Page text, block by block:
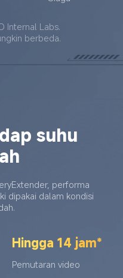
Internal Labs.
berbeda.
suhu
performa
dipakai dalam kondisi
Hingga 14 jam*
Pemutaran video